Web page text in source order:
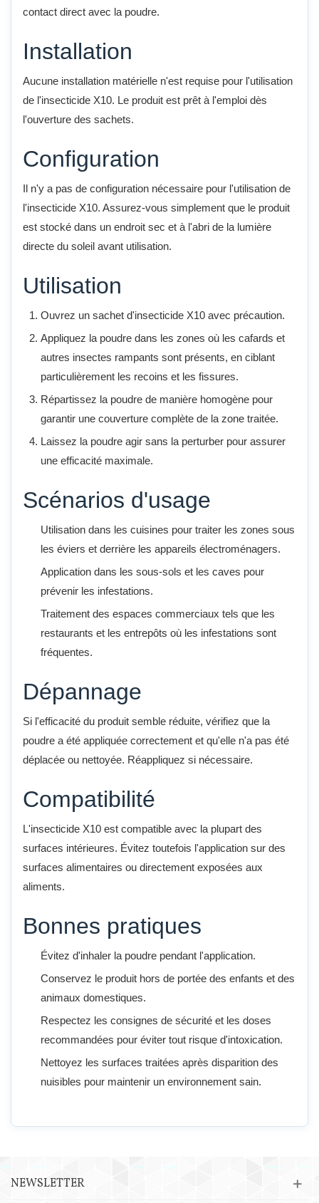
contact direct avec la poudre.
Installation
Aucune installation matérielle n'est requise pour l'utilisation
de l'insecticide X10. Le produit est prêt à l'emploi dès
l'ouverture des sachets.
Configuration
Il n'y a pas de configuration nécessaire pour l'utilisation de
l'insecticide X10. Assurez-vous simplement que le produit
est stocké dans un endroit sec et à l'abri de la lumière
directe du soleil avant utilisation.
Utilisation
Ouvrez un sachet d'insecticide X10 avec précaution.
Appliquez la poudre dans les zones où les cafards et
autres insectes rampants sont présents, en ciblant
particulièrement les recoins et les fissures.
Répartissez la poudre de manière homogène pour
garantir une couverture complète de la zone traitée.
Laissez la poudre agir sans la perturber pour assurer
une efficacité maximale.
Scénarios d'usage
Utilisation dans les cuisines pour traiter les zones sous
les éviers et derrière les appareils électroménagers.
Application dans les sous-sols et les caves pour
prévenir les infestations.
Traitement des espaces commerciaux tels que les
restaurants et les entrepôts où les infestations sont
fréquentes.
Dépannage
Si l'efficacité du produit semble réduite, vérifiez que la
poudre a été appliquée correctement et qu'elle n'a pas été
déplacée ou nettoyée. Réappliquez si nécessaire.
Compatibilité
L'insecticide X10 est compatible avec la plupart des
surfaces intérieures. Évitez toutefois l'application sur des
surfaces alimentaires ou directement exposées aux
aliments.
Bonnes pratiques
Évitez d'inhaler la poudre pendant l'application.
Conservez le produit hors de portée des enfants et des
animaux domestiques.
Respectez les consignes de sécurité et les doses
recommandées pour éviter tout risque d'intoxication.
Nettoyez les surfaces traitées après disparition des
nuisibles pour maintenir un environnement sain.
NEWSLETTER